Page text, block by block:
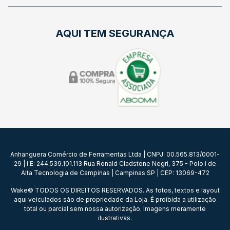
AQUI TEM SEGURANÇA
Anhanguera Comércio de Ferramentas Ltda | CNPJ: 00.565.813/0001-
29 | I.E: 244.539.101.113 Rua Ronald Cladstone Negri, 375 - Polo I de
Alta Tecnologia de Campinas | Campinas SP | CEP: 13069-472
Wake© TODOS OS DIREITOS RESERVADOS. As fotos, textos e layout
aqui veiculados são de propriedade da Loja. É proibida a utilização
total ou parcial sem nossa autorização. Imagens meramente
ilustrativas.